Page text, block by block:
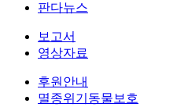
판다뉴스
보고서
영상자료
후원안내
멸종위기동물보호